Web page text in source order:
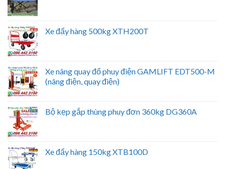
Xe đẩy hàng 500kg XTH200T
Xe nâng quay đổ phuy điện GAMLIFT EDT500-M
(nâng điện, quay điện)
Bộ kẹp gắp thùng phuy đơn 360kg DG360A
Xe đẩy hàng 150kg XTB100D